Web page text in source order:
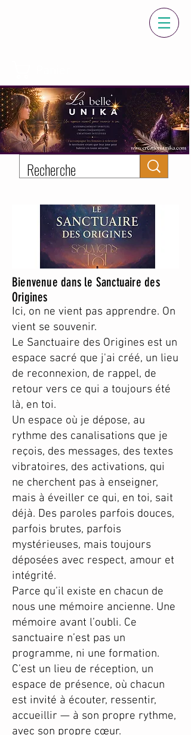
Bienvenue dans le Sanctuaire des
Origines
Ici, on ne vient pas apprendre. On
vient se souvenir.
Le Sanctuaire des Origines est un
espace sacré que j'ai créé, un lieu
de reconnexion, de rappel, de
retour vers ce qui a toujours été
là, en toi.
Un espace où je dépose, au
rythme des canalisations que je
reçois, des messages, des textes
vibratoires, des activations, qui
ne cherchent pas à enseigner,
mais à éveiller ce qui, en toi, sait
déjà. Des paroles parfois douces,
parfois brutes, parfois
mystérieuses, mais toujours
déposées avec respect, amour et
intégrité.
Parce qu’il existe en chacun de
nous une mémoire ancienne. Une
mémoire avant l’oubli. Ce
sanctuaire n’est pas un
programme, ni une formation.
C’est un lieu de réception, un
espace de présence, où chacun
est invité à écouter, ressentir,
accueillir — à son propre rythme,
avec son propre cœur.